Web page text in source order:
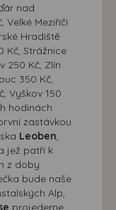
nad
Velké Meziříčí
Hradiště
Kč, Strážnice
250 Kč, Zlín
350 Kč,
Vyškov 150
hodinách
zastávkou
Leoben
jež patří k
z doby
bude naše
Alp,
projedeme